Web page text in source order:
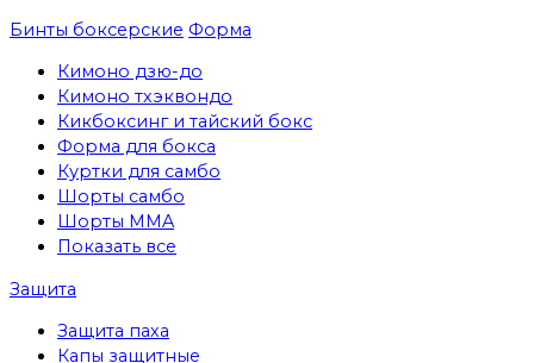
Бинты боксерские Форма
Кимоно дзю-до
Кимоно тхэквондо
Кикбоксинг и тайский бокс
Форма для бокса
Куртки для самбо
Шорты самбо
Шорты MMA
Показать все
Защита
Защита паха
Капы защитные